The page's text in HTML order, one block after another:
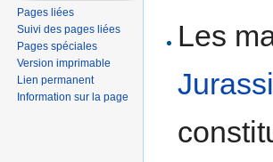
Les
Pages liées
Suivi des pages liées
Pages spéciales
Version imprimable
Lien permanent
Information sur la page